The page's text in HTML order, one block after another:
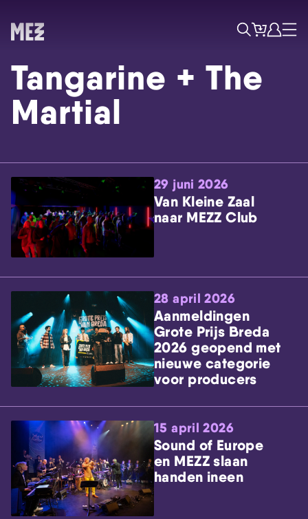
Skip navigatie
ZoekTicketsAccount
Menu
Tangarine + The
Martial
29 juni 2026
Van Kleine Zaal
naar MEZZ Club
28 april 2026
Aanmeldingen
Grote Prijs Breda
2026 geopend met
nieuwe categorie
voor producers
15 april 2026
Sound of Europe
en MEZZ slaan
handen ineen